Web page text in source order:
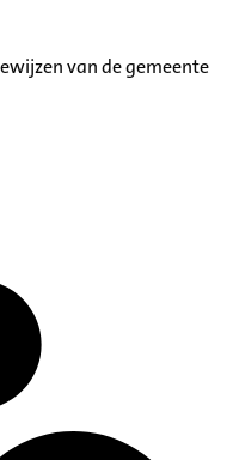
van de gemeente